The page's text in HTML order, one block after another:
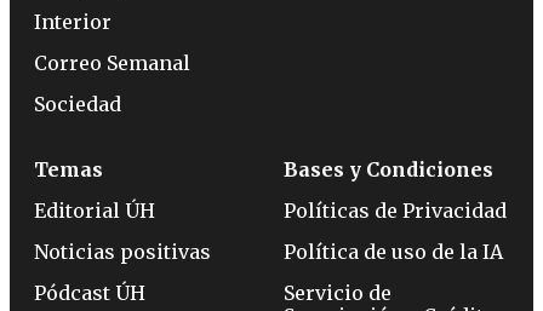
Interior
Correo Semanal
Sociedad
Temas
Editorial ÚH
Noticias positivas
Pódcast ÚH
Bases y Condiciones
Políticas de Privacidad
Política de uso de la IA
Servicio de